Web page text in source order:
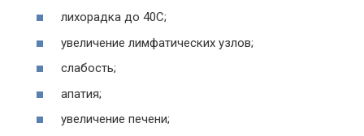
лихорадка до 40C;
увеличение лимфатических узлов;
слабость;
апатия;
увеличение печени;